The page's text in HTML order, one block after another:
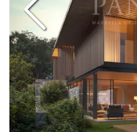
Vorherige